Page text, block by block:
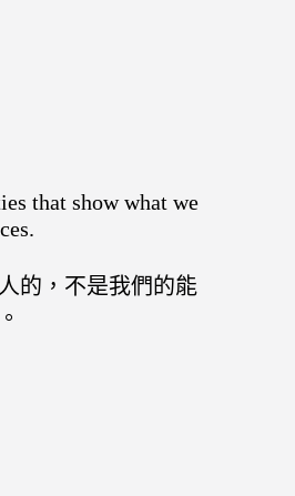
that show what we
的，不是我們的能